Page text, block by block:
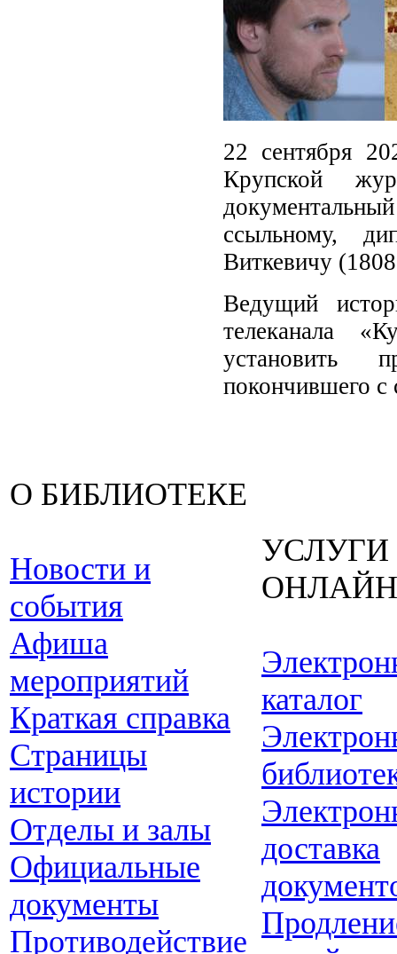
22 сентября
Крупской
ссыльному,
Виткевичу
Ведущий
телеканала
установить
покончившего с
О БИБЛИОТЕКЕ
Новости и
события
Афиша
мероприятий
Краткая справка
Страницы
истории
Отделы и залы
Официальные
документы
Противодействие
УСЛУГИ
ОНЛАЙН
каталог
доставка